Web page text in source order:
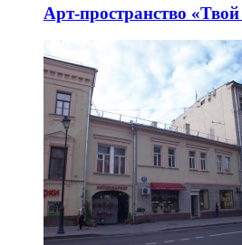
Арт-пространство «Твой